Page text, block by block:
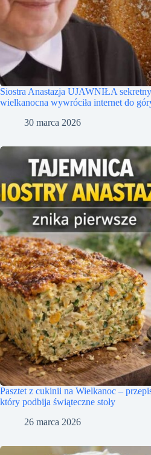
Siostra Anastazja UJAWNIŁA
wielkanocna wywróciła internet do
30 marca 2026
Pasztet z cukinii na Wielkanoc –
który podbija świąteczne stoły
26 marca 2026